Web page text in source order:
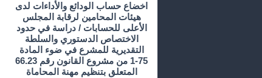
اخضاع حساب الودائع والأداءات لدى
هيئات المحامين لرقابة المجلس
الأعلى للحسابات / دراسة في حدود
الاختصاص الدستوري والسلطة
التقديرية للمشرع في ضوء المادة
75-1 من مشروع القانون رقم 66.23
المتعلق بتنظيم مهنة المحاماة